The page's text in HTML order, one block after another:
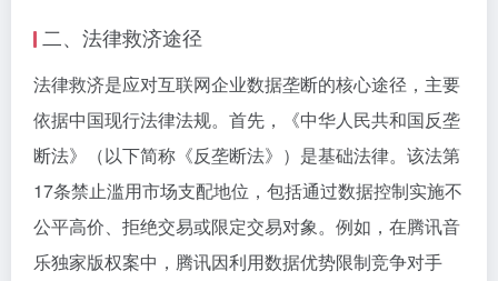
二、法律救济途径
法律救济是应对互联网企业数据垄断的核心途径，主要
依据中国现行法律法规。首先，《中华人民共和国反垄
断法》（以下简称《反垄断法》）是基础法律。该法第
17条禁止滥用市场支配地位，包括通过数据控制实施不
公平高价、拒绝交易或限定交易对象。例如，在腾讯音
乐独家版权案中，腾讯因利用数据优势限制竞争对手